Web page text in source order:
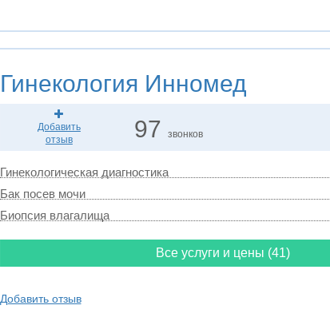
Гинекология Инномед
Добавить
отзыв
97 звонков
Гинекологическая диагностика
Бак посев мочи
Биопсия влагалища
Все услуги и цены (41)
Добавить отзыв